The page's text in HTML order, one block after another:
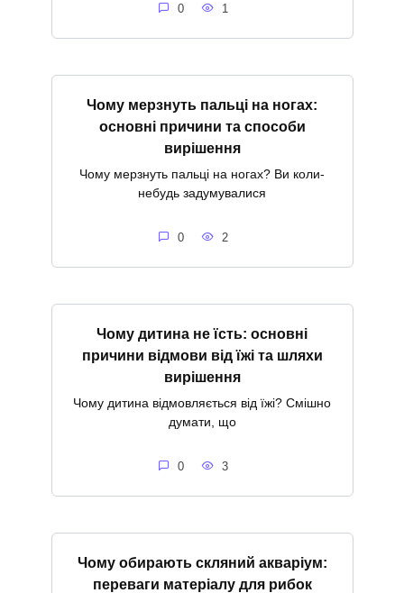
0 1
Чому мерзнуть пальці на ногах:
основні причини та способи
вирішення
Чому мерзнуть пальці на ногах? Ви коли-
небудь задумувалися
0 2
Чому дитина не їсть: основні
причини відмови від їжі та шляхи
вирішення
Чому дитина відмовляється від їжі? Смішно
думати, що
0 3
Чому обирають скляний акваріум:
переваги матеріалу для рибок